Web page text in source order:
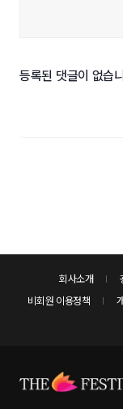
등록된 댓글이 없습
회사소개
비회원 이용정책